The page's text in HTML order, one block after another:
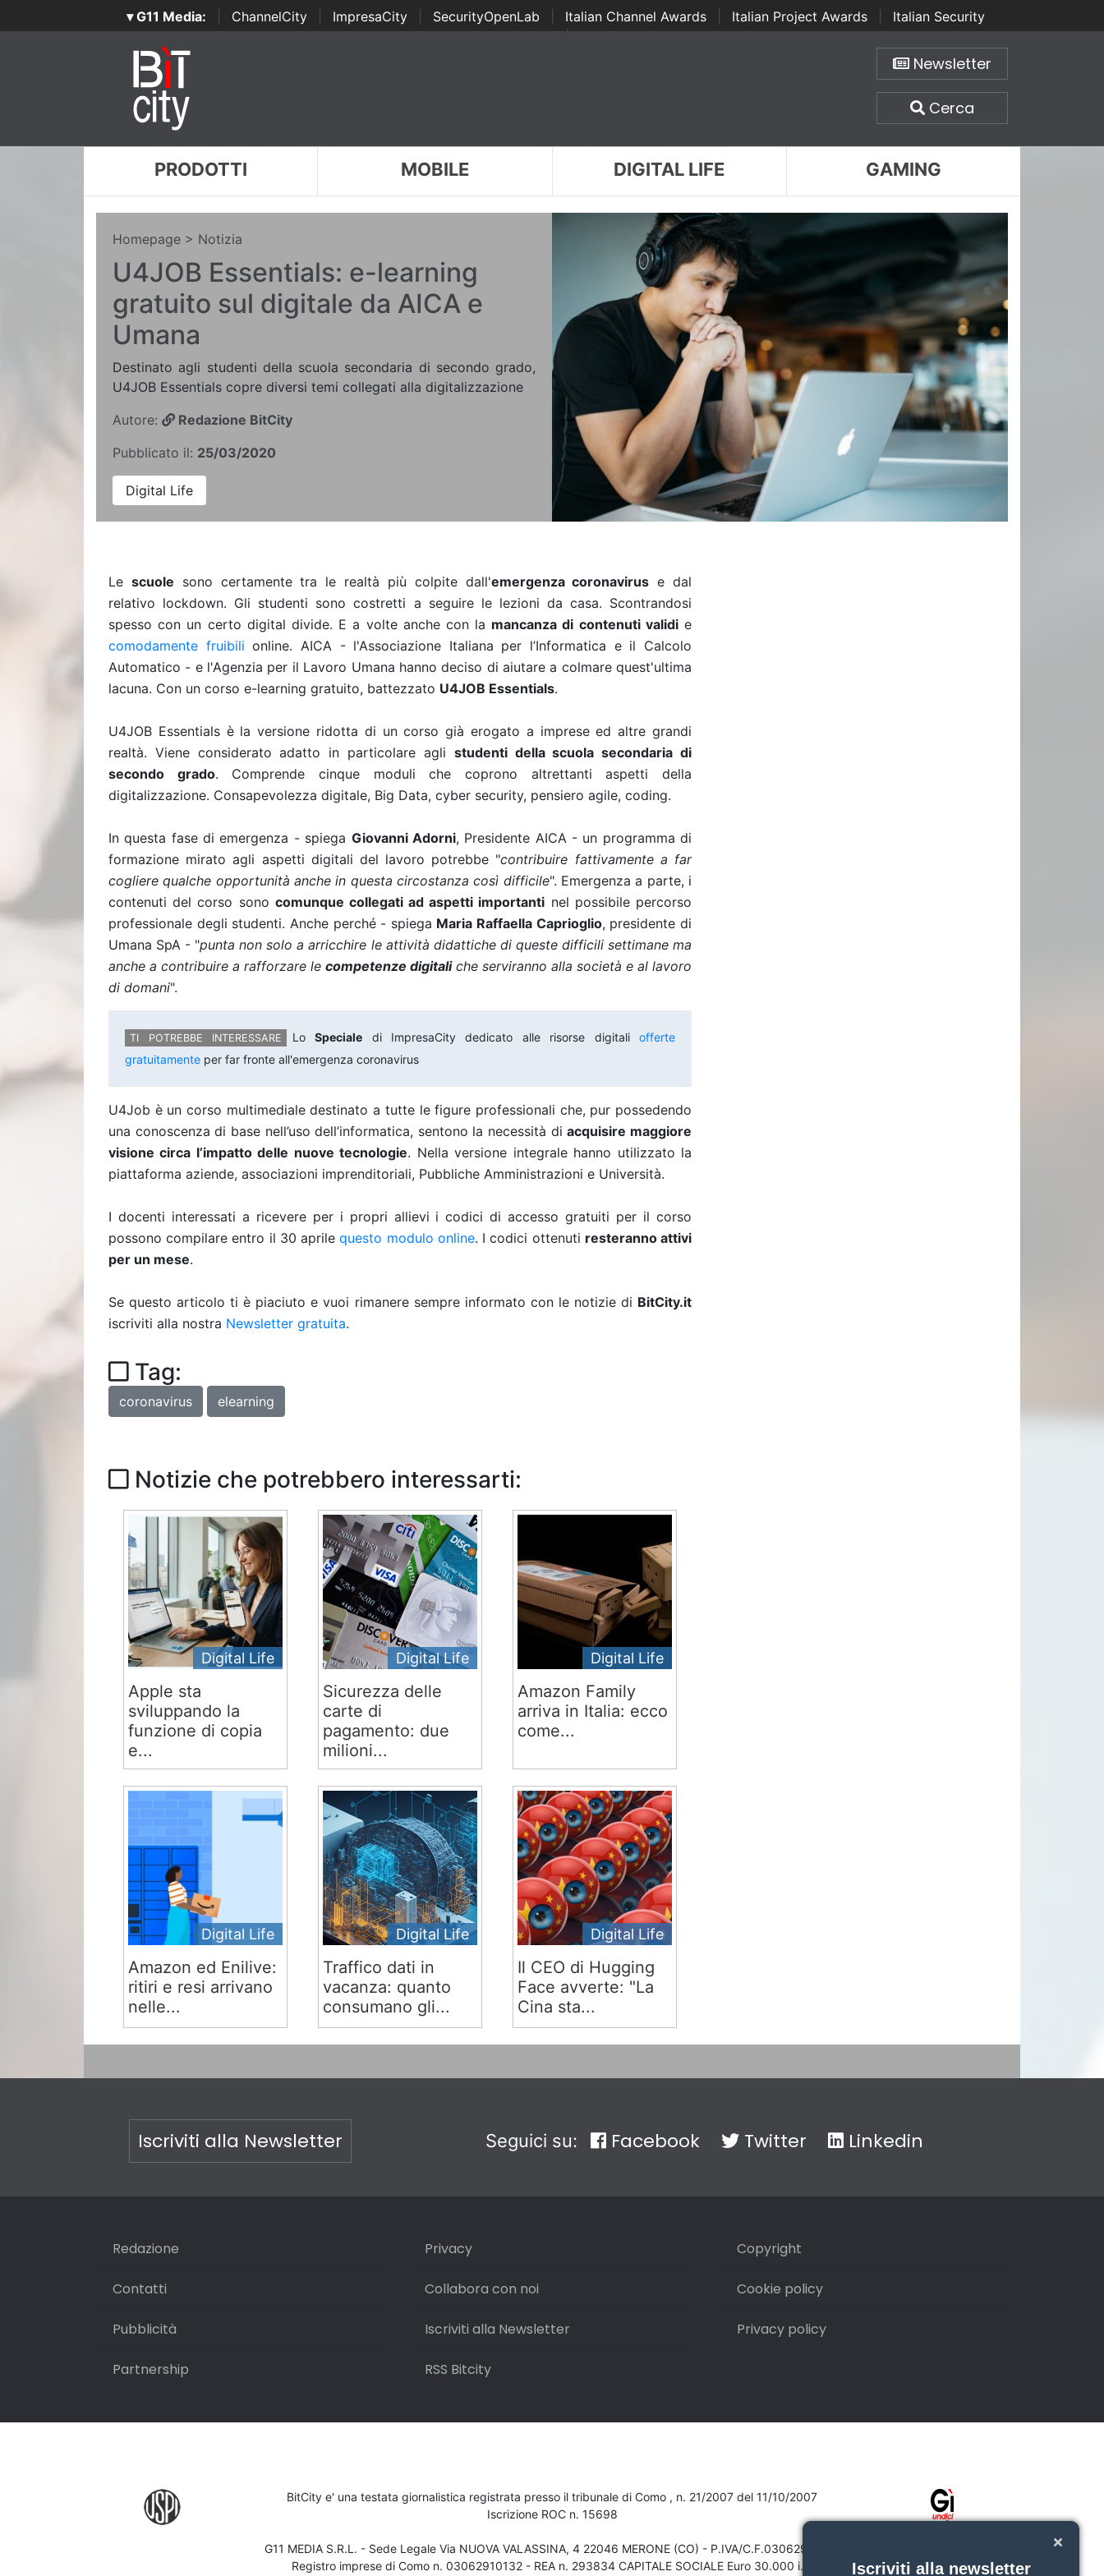
▾ G11 Media: ChannelCity ImpresaCity SecurityOpenLab Italian Channel Awards Italian Project Awards
Italian Security
Awards | ...
Newsletter
Cerca
PRODOTTI MOBILE DIGITAL LIFE GAMING
Homepage > Notizia
U4JOB Essentials: e-learning
gratuito sul digitale da AICA e
Umana
Destinato agli studenti della scuola secondaria di secondo grado,
U4JOB Essentials copre diversi temi collegati alla digitalizzazione
Autore:
Redazione BitCity
Pubblicato il: 25/03/2020
Digital Life
Le scuole sono certamente tra le realtà più colpite dall'emergenza coronavirus e dal
relativo lockdown. Gli studenti sono costretti a seguire le lezioni da casa. Scontrandosi
spesso con un certo digital divide. E a volte anche con la mancanza di contenuti validie
comodamente fruibili online. AICA - l'Associazione Italiana per l’Informatica e il Calcolo
Automatico - e l'Agenzia per il Lavoro Umana hanno deciso di aiutare a colmare quest'ultima
lacuna. Con un corso e-learning gratuito, battezzato U4JOB Essentials.
U4JOB Essentials è la versione ridotta di un corso già erogato a imprese ed altre grandi
realtà. Viene considerato adatto in particolare agli studenti della scuola secondaria di
secondo grado. Comprende cinque moduli che coprono altrettanti aspetti della
digitalizzazione. Consapevolezza digitale, Big Data, cyber security, pensiero agile, coding.
In questa fase di emergenza - spiega Giovanni Adorni, Presidente AICA - un programma di
formazione mirato agli aspetti digitali del lavoro potrebbe "contribuire fattivamente a far
cogliere qualche opportunità anche in questa circostanza così difficile". Emergenza a parte, i
contenuti del corso sono comunque collegati ad aspetti importanti nel possibile percorso
professionale degli studenti. Anche perché - spiega Maria Raffaella Caprioglio, presidente di
Umana SpA - "punta non solo a arricchire le attività didattiche di queste difficili settimane ma
anche a contribuire a rafforzare le competenze digitaliche serviranno alla società e al lavoro
di domani".
LoSpeciale di ImpresaCity dedicato alle risorse digitaliofferte
gratuitamente per far fronte all'emergenza coronavirus
U4Job è un corso multimediale destinato a tutte le figure professionali che, pur possedendo
una conoscenza di base nell’uso dell’informatica, sentono la necessità diacquisire maggiore
visione circa l’impatto delle nuove tecnologie. Nella versione integrale hanno utilizzato la
piattaforma aziende, associazioni imprenditoriali, Pubbliche Amministrazioni e Università.
I docenti interessati a ricevere per i propri allievi i codici di accesso gratuiti per il corso
possono compilare entro il 30 aprilequesto modulo online. I codici ottenuti resteranno attivi
per un mese.
Se questo articolo ti è piaciuto e vuoi rimanere sempre informato con le notizie di BitCity.it
iscriviti alla nostra Newsletter gratuita.
Tag:
coronavirus elearning
Notizie che potrebbero interessarti:
Digital Life
Apple sta
sviluppando la
funzione di copia
e...
Digital Life
Sicurezza delle
carte di
pagamento: due
milioni...
Digital Life
Amazon Family
arriva in Italia: ecco
come...
Digital Life
Amazon ed Enilive:
ritiri e resi arrivano
nelle...
Digital Life
Traffico dati in
vacanza: quanto
consumano gli...
Digital Life
Il CEO di Hugging
Face avverte: "La
Cina sta...
Iscriviti alla Newsletter Seguici su: Facebook Twitter Linkedin
Redazione
Contatti
Pubblicità
Partnership
Privacy
Collabora con noi
Iscriviti alla Newsletter
RSS Bitcity
Copyright
Cookie policy
Privacy policy
BitCity e' una testata giornalistica registrata presso il tribunale di Como , n. 21/2007 del 11/10/2007
Iscrizione ROC n. 15698
G11 MEDIA S.R.L. - Sede Legale Via NUOVA VALASSINA, 4 22046 MERONE (CO) - P.IVA/C.F.03062910132
Registro imprese di Como n. 03062910132 - REA n. 293834 CAPITALE SOCIALE Euro 30.000 i.v.
Iscriviti alla newsletter